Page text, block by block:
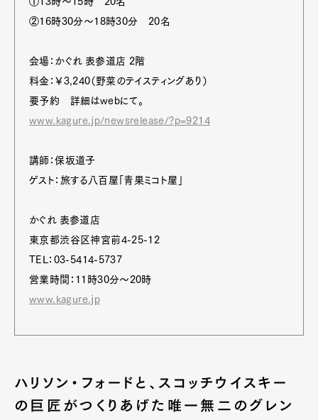
②16時30分～18時30分 20名
会場：かぐれ 表参道店 2階
料金：￥3,240（野菜のテイスティングあり）
要予約 詳細はwebにて。
www.kagure.jp/newsrelease/?p=9214
講師：保坂道子
ゲスト：旅する八百屋「青果ミコト屋」
かぐれ 表参道店
東京都渋谷区神宮前4-25-12
TEL：03-5414-5737
営業時間：11時30分～20時
www.kagure.jp
ハリソン・フォードと、スコッチウイスキー
の巨匠がつくりあげた唯一無二のグレン